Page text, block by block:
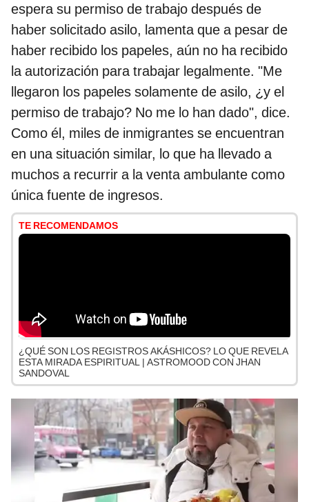
espera su permiso de trabajo después de
haber solicitado asilo, lamenta que a pesar de
haber recibido los papeles, aún no ha recibido
la autorización para trabajar legalmente. "Me
llegaron los papeles solamente de asilo, ¿y el
permiso de trabajo? No me lo han dado", dice.
Como él, miles de inmigrantes se encuentran
en una situación similar, lo que ha llevado a
muchos a recurrir a la venta ambulante como
única fuente de ingresos.
TE RECOMENDAMOS
¿QUÉ SON LOS REGISTROS AKÁSHICOS? LO QUE REVELA
ESTA MIRADA ESPIRITUAL | ASTROMOOD CON JHAN
SANDOVAL